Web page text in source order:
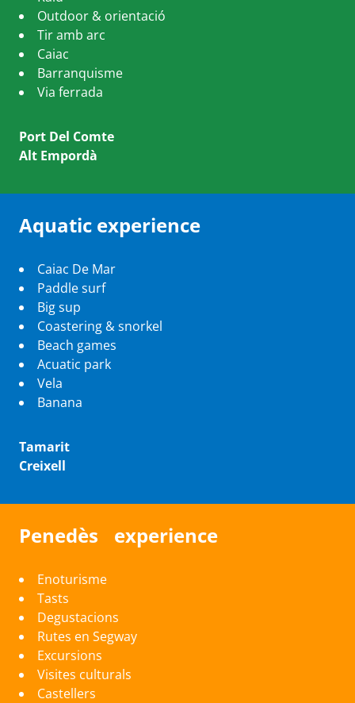
Outdoor & orientació
Tir amb arc
Caiac
Barranquisme
Via ferrada
Port Del Comte
Alt Empordà
Aquatic experience
Caiac De Mar
Paddle surf
Big sup
Coastering & snorkel
Beach games
Acuatic park
Vela
Banana
Tamarit
Creixell
Penedès experience
Enoturisme
Tasts
Degustacions
Rutes en Segway
Excursions
Visites culturals
Castellers